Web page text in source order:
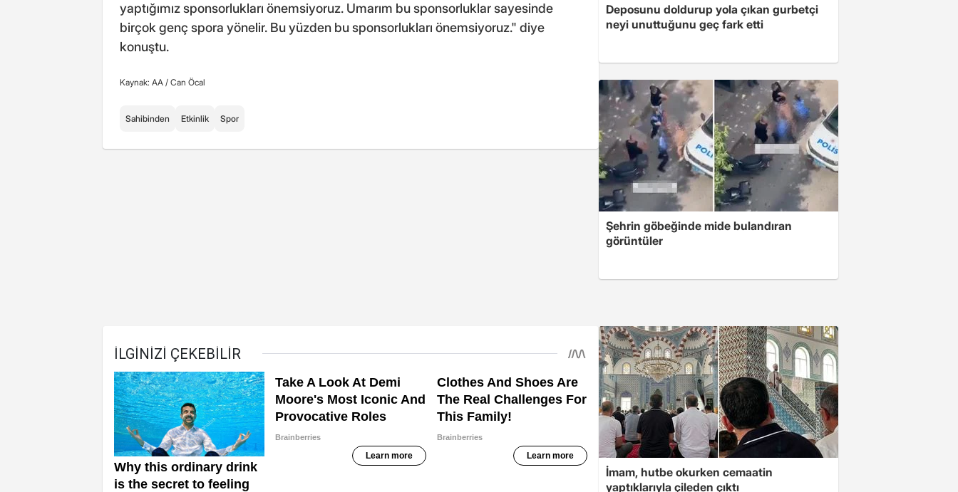
yaptığımız sponsorlukları önemsiyoruz. Umarım bu sponsorluklar sayesinde
birçok genç spora yönelir. Bu yüzden bu sponsorlukları önemsiyoruz." diye
konuştu.
Kaynak: AA / Can Öcal
Sahibinden Etkinlik Spor
Deposunu doldurup yola çıkan gurbetçi
neyi unuttuğunu geç fark etti
Şehrin göbeğinde mide bulandıran
görüntüler
İmam, hutbe okurken cemaatin
yaptıklarıyla çileden çıktı